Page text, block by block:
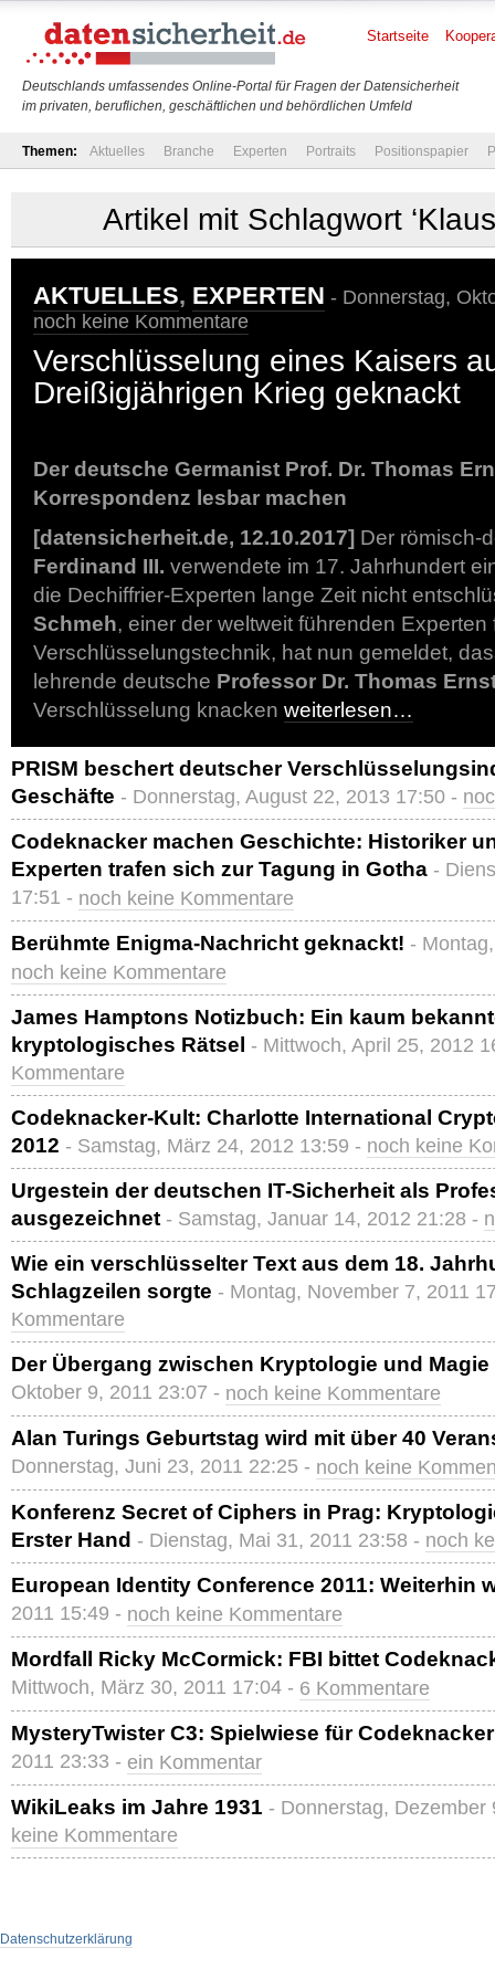
Deutschlands umfassendes Online-Portal für Fragen der Datensicherheit
im privaten, beruflichen, geschäftlichen und behördlichen Umfeld
Startseite
Themen: Aktuelles Branche Experten Portraits Positionspapier
Artikel mit Schlagwort
AKTUELLES, EXPERTEN - Donnerstag,
noch keine Kommentare
Verschlüsselung eines Kaisers
Dreißigjährigen Krieg geknackt
Der deutsche Germanist Prof. Dr. Thomas
Korrespondenz lesbar machen
[datensicherheit.de, 12.10.2017] Der römisch-
Ferdinand III. verwendete im 17. Jahrhundert
die Dechiffrier-Experten lange Zeit nicht
Schmeh, einer der weltweit führenden Experten
Verschlüsselungstechnik, hat nun gemeldet,
lehrende deutsche Professor Dr. Thomas
Verschlüsselung knacken weiterlesen…
PRISM beschert deutscher
Geschäfte - Donnerstag, August 22, 2013 17:50 -
Codeknacker machen Geschichte: Historiker
Experten trafen sich zur Tagung in Gotha -
17:51 - noch keine Kommentare
Berühmte Enigma-Nachricht geknackt! -
noch keine Kommentare
James Hamptons Notizbuch: Ein kaum
kryptologisches Rätsel - Mittwoch, April 25, 2012
Kommentare
Codeknacker-Kult: Charlotte International
2012 - Samstag, März 24, 2012 13:59 - noch keine
Urgestein der deutschen IT-Sicherheit als
ausgezeichnet - Samstag, Januar 14, 2012 21:28 -
Wie ein verschlüsselter Text aus dem 18.
Schlagzeilen sorgte - Montag, November 7, 2011
Kommentare
Der Übergang zwischen Kryptologie und
Oktober 9, 2011 23:07 - noch keine Kommentare
Alan Turings Geburtstag wird mit über 40
Donnerstag, Juni 23, 2011 22:25 - noch keine
Konferenz Secret of Ciphers in Prag:
Erster Hand - Dienstag, Mai 31, 2011 23:58 - noch
European Identity Conference 2011: Weiterhin
2011 15:49 - noch keine Kommentare
Mordfall Ricky McCormick: FBI bittet
Mittwoch, März 30, 2011 17:04 - 6 Kommentare
MysteryTwister C3: Spielwiese für Codeknacker
2011 23:33 - ein Kommentar
WikiLeaks im Jahre 1931 - Donnerstag,
keine Kommentare
Datenschutzerklärung